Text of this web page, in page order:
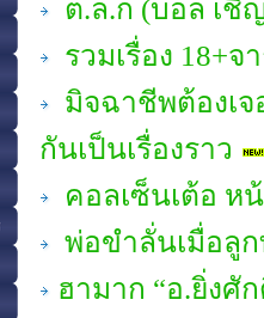
ต.ล.ก (บอล เชิ
รวมเรื่อง 18+
มิจฉาชีพต้องเ
กันเป็นเรื่องราว
คอลเซ็นเต้อ ห
พ่อขำลั่นเมื่อลู
ฮามาก “อ.ยิ่งศั